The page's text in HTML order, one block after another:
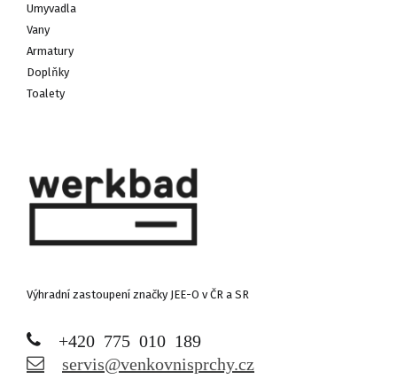
Umyvadla
Vany
Armatury
Doplňky
Toalety
Výhradní zastoupení značky JEE-O v ČR a SR
+420 775 010 189
servis@venkovnisprchy.cz